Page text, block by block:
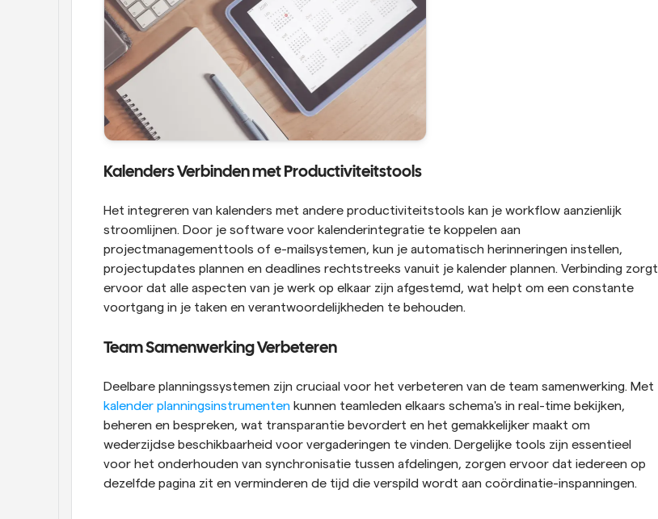
Kalenders Verbinden met Productiviteitstools
Het integreren van kalenders met andere productiviteitstools kan je workflow aanzienlijk
stroomlijnen. Door je software voor kalenderintegratie te koppelen aan
projectmanagementtools of e-mailsystemen, kun je automatisch herinneringen instellen,
projectupdates plannen en deadlines rechtstreeks vanuit je kalender plannen. Verbinding zorgt
ervoor dat alle aspecten van je werk op elkaar zijn afgestemd, wat helpt om een constante
voortgang in je taken en verantwoordelijkheden te behouden.
Team Samenwerking Verbeteren
kalender planningsinstrumenten kunnen teamleden elkaars schema's in real-time bekijken,
beheren en bespreken, wat transparantie bevordert en het gemakkelijker maakt om
wederzijdse beschikbaarheid voor vergaderingen te vinden. Dergelijke tools zijn essentieel
voor het onderhouden van synchronisatie tussen afdelingen, zorgen ervoor dat iedereen op
dezelfde pagina zit en verminderen de tijd die verspild wordt aan coördinatie-inspanningen.